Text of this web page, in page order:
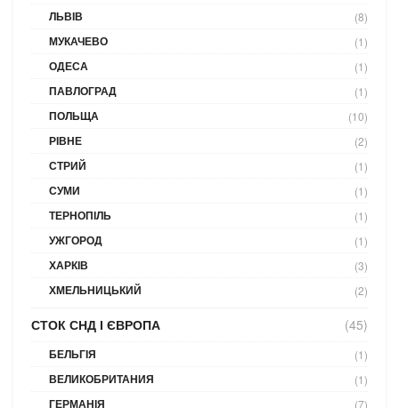
ЛЬВІВ (8)
МУКАЧЕВО (1)
ОДЕСА (1)
ПАВЛОГРАД (1)
ПОЛЬЩА (10)
РІВНЕ (2)
СТРИЙ (1)
СУМИ (1)
ТЕРНОПІЛЬ (1)
УЖГОРОД (1)
ХАРКІВ (3)
ХМЕЛЬНИЦЬКИЙ (2)
СТОК СНД І ЄВРОПА (45)
БЕЛЬГІЯ (1)
ВЕЛИКОБРИТАНИЯ (1)
ГЕРМАНІЯ (7)